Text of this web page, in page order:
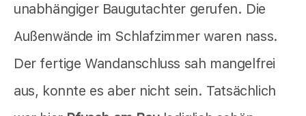
unabhängiger Baugutachter gerufen. Die
Außenwände im Schlafzimmer waren nass.
Der fertige Wandanschluss sah mangelfrei
aus, konnte es aber nicht sein. Tatsächlich